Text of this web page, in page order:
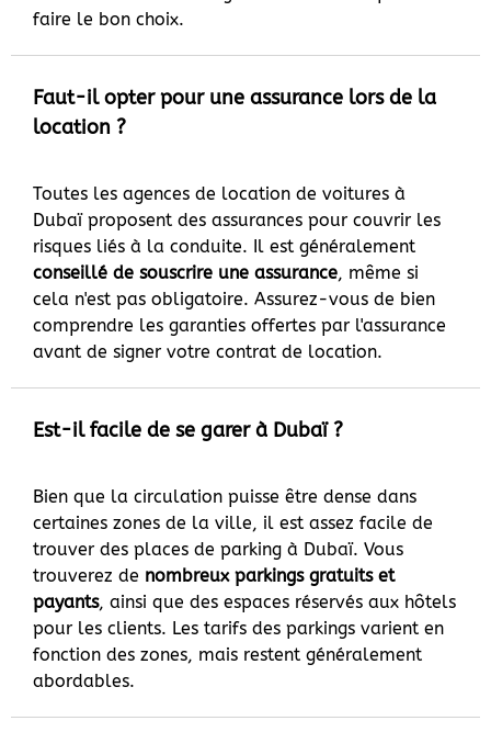
faire le bon choix.
Faut-il opter pour une assurance lors de la
location ?
Toutes les agences de location de voitures à
Dubaï proposent des assurances pour couvrir les
risques liés à la conduite. Il est généralement
conseillé de souscrire une assurance, même si
cela n'est pas obligatoire. Assurez-vous de bien
comprendre les garanties offertes par l'assurance
avant de signer votre contrat de location.
Est-il facile de se garer à Dubaï ?
Bien que la circulation puisse être dense dans
certaines zones de la ville, il est assez facile de
trouver des places de parking à Dubaï. Vous
trouverez de nombreux parkings gratuits et
payants, ainsi que des espaces réservés aux hôtels
pour les clients. Les tarifs des parkings varient en
fonction des zones, mais restent généralement
abordables.